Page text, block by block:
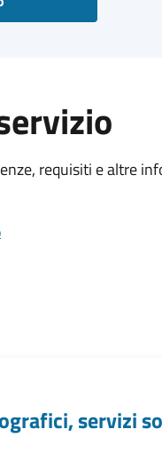
requisiti e altre
servizi